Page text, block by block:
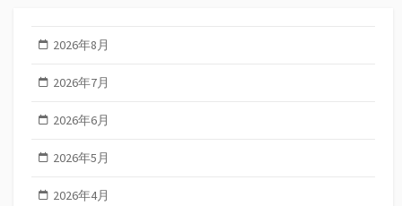
2026年8月
2026年7月
2026年6月
2026年5月
2026年4月